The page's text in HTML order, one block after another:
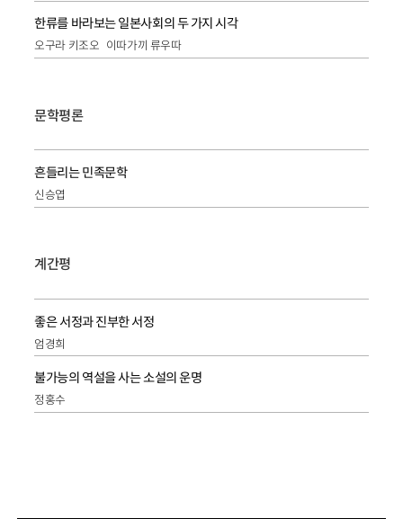
한류를 바라보는 일본사회의 두 가지 시각
오구라 키조오 이따가끼 류우따
문학평론
흔들리는 민족문학
신승엽
계간평
좋은 서정과 진부한 서정
엄경희
불가능의 역설을 사는 소설의 운명
정홍수